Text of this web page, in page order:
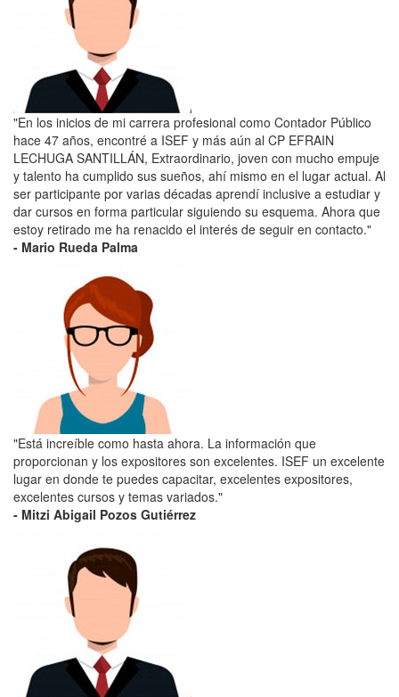
"En los inicios de mi carrera profesional como Contador Público
hace 47 años, encontré a ISEF y más aún al CP EFRAIN
LECHUGA SANTILLÁN, Extraordinario, joven con mucho empuje
y talento ha cumplido sus sueños, ahí mismo en el lugar actual. Al
ser participante por varias décadas aprendí inclusive a estudiar y
dar cursos en forma particular siguiendo su esquema. Ahora que
estoy retirado me ha renacido el interés de seguir en contacto."
- Mario Rueda Palma
"Está increíble como hasta ahora. La información que
proporcionan y los expositores son excelentes. ISEF un excelente
lugar en donde te puedes capacitar, excelentes expositores,
excelentes cursos y temas variados."
- Mitzi Abigail Pozos Gutiérrez